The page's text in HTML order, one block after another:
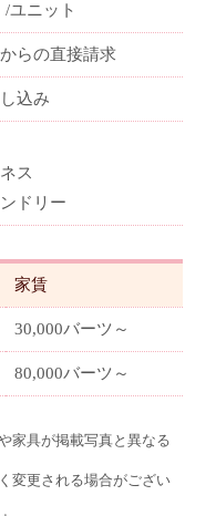
/ユニット
らの直接請求
込み
ス
ドリー
家賃
30,000バーツ～
80,000バーツ～
家具が掲載写真と異なる
変更される場合がござい